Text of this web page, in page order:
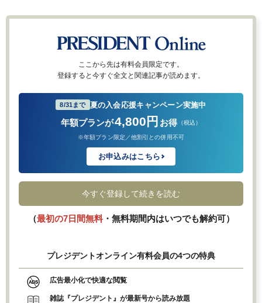
ここから先は有料会員限定です。
登録すると今すぐ全文と関連記事が読めます。
8/31まで 夏の入会応援キャンペーン実施中
年額プランが4,800円 お得 （税込）
※年額プラン限定／他割引との併用不可
お申込みはこちら
今すぐ登録して続きを読む
（最初の7日間無料・無料期間内はいつでも解約可）
プレジデントオンライン有料会員の4つの特典
広告最小化で快適な閲覧
雑誌『プレジデント』が最新号から読み放題